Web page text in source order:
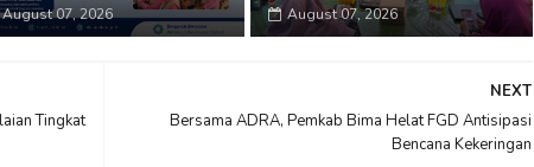
August 07, 2026 August 07, 2026
NEXT
Bersama ADRA, Pemkab Bima Helat FGD Antisipasi
Bencana Kekeringan
Tingkat